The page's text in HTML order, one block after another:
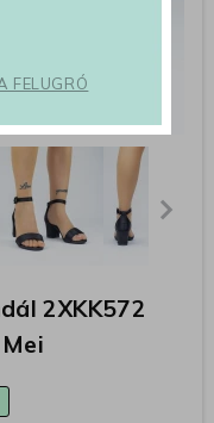
2XKK572
FELUGRÓ